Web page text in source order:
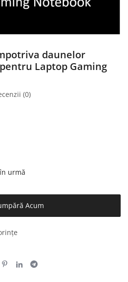
daunelor
Laptop Gaming
(0)
urmă
Acum